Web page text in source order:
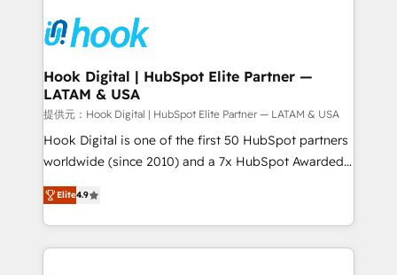
to accompany companies on their digital
transformation journey.
Data & Content 📈 Sales & Marketing Alignment +
Revenue Team Enablement 🤖 Breeze AI & Custom
Agent Creation 🔄 Custom Integrations & Data
Migration Why 1406 We become part of your team.
Your team learns while we build. We fix what others
broke. Built for mid-market reality—practical
solutions that work with your actual headcount and
HubSpot partners 🔄 Top 5% globally in client
retention 📅 8+ years of consistent results since 2017
Hook Digital | HubSpot Elite Partner —
LATAM & USA
提供元：Hook Digital | HubSpot Elite Partner — LATAM & USA
Hook Digital is one of the first 50 HubSpot partners
worldwide (since 2010) and a 7x HubSpot Awarded
Elite Partner. With 500+ projects across the U.S.,
Brazil, and LATAM, we combine global expertise with
regional experience. Today, we are Brazil’s largest
HubSpot Elite Partner—trusted by companies across
Elite4.9